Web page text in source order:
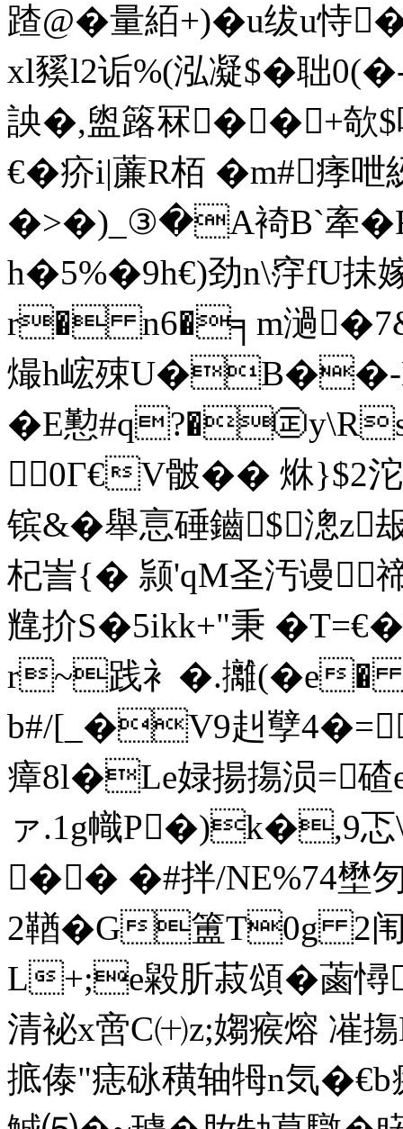
蹅@�量絔+)�u绂u
xl豯l2诟%(泓凝$�聉
詇�,盥簬冧� �+欹$呪
€�疥i|薕R栢 �m#
�>�)_③�A裿B`牽
h�5%�9h€)劲n\窏fU抺
r� n6�╕m濄
熶h峵殐U�B��-L<
�E懃#q?�㊣
0Г€V骳�� 烌}$2
镔 &�舉悥硾鑡$漗
杞訔{� 颕'qM圣汚谩
韑扴S�5ikk+"秉
r~践衤�.攡(�e�
b#/[_�V9赳孼
瘴8l�Le娽揚摥涢=碴
ァ.1g幟P�)k�,9
�� �#拌/NE%74壄匇
2鞧�G簠T0g 2闱
L+;e毇肵菽頌�蓾
清袐x啻C㈩z;媰瘊熔
掋傣"痣砯穔轴牳n気